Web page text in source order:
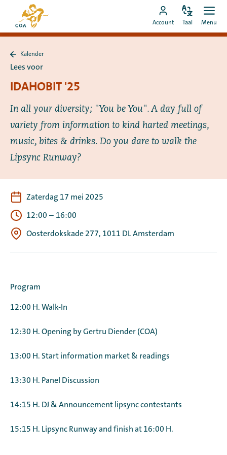
naar
content
Naar
de
startpagina
MyCOA
Ga
naar
Account
Pas
taal
Taal Menu
naar
Kalender
Lees voor
IDAHOBIT '25
In all your diversity; "You be You". A day full of
variety from information to kind harted meetings,
music, bites & drinks. Do you dare to walk the
Lipsync Runway?
Zaterdag 17 mei 2025
12:00 – 16:00
Oosterdokskade 277, 1011 DL Amsterdam
Program
12:00 H. Walk-In
12:30 H. Opening by Gertru Diender (COA)
13:00 H. Start information market & readings
13:30 H. Panel Discussion
14:15 H. DJ & Announcement lipsync contestants
15:15 H. Lipsync Runway and finish at 16:00 H.